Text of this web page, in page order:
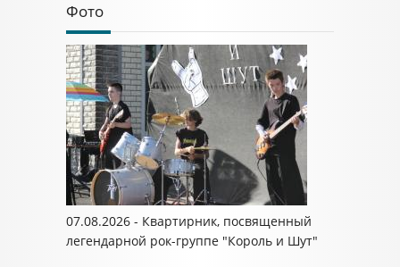
Фото
07.08.2026 - Квартирник, посвященный
легендарной рок-группе "Король и Шут"